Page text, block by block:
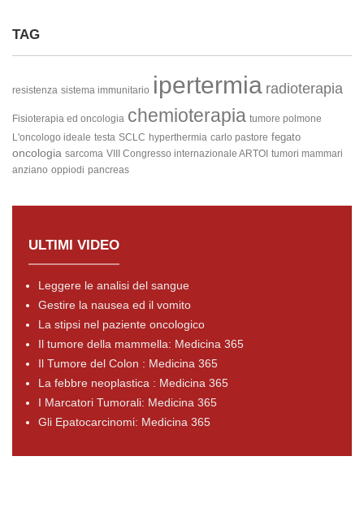
TAG
resistenza sistema immunitario ipertermia radioterapia
Fisioterapia ed oncologia chemioterapia tumore polmone
L'oncologo ideale testa SCLC hyperthermia carlo pastore fegato
oncologia sarcoma VIII Congresso internazionale ARTOI tumori mammari
anziano oppiodi pancreas
ULTIMI VIDEO
Leggere le analisi del sangue
Gestire la nausea ed il vomito
La stipsi nel paziente oncologico
Il tumore della mammella: Medicina 365
Il Tumore del Colon : Medicina 365
La febbre neoplastica : Medicina 365
I Marcatori Tumorali: Medicina 365
Gli Epatocarcinomi: Medicina 365